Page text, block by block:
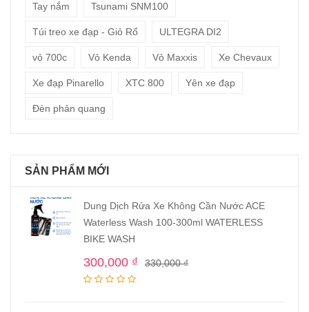
Tay nắm Tsunami SNM100
Túi treo xe đạp - Giỏ Rổ ULTEGRA DI2
vỏ 700c Vỏ Kenda Vỏ Maxxis Xe Chevaux
Xe đạp Pinarello XTC 800 Yên xe đạp
Đèn phản quang
SẢN PHẨM MỚI
Dung Dịch Rửa Xe Không Cần Nước ACE
Waterless Wash 100-300ml WATERLESS
BIKE WASH
330,000₫
300,000 ₫